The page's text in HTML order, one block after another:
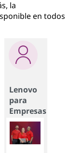
la
en todos
Lenovo
para
Empresas